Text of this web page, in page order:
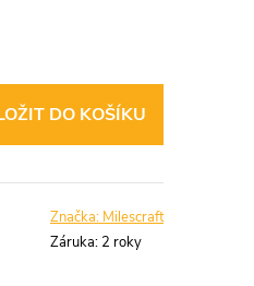
DO KOŠÍKU
Značka: Milescraft
Záruka: 2 roky